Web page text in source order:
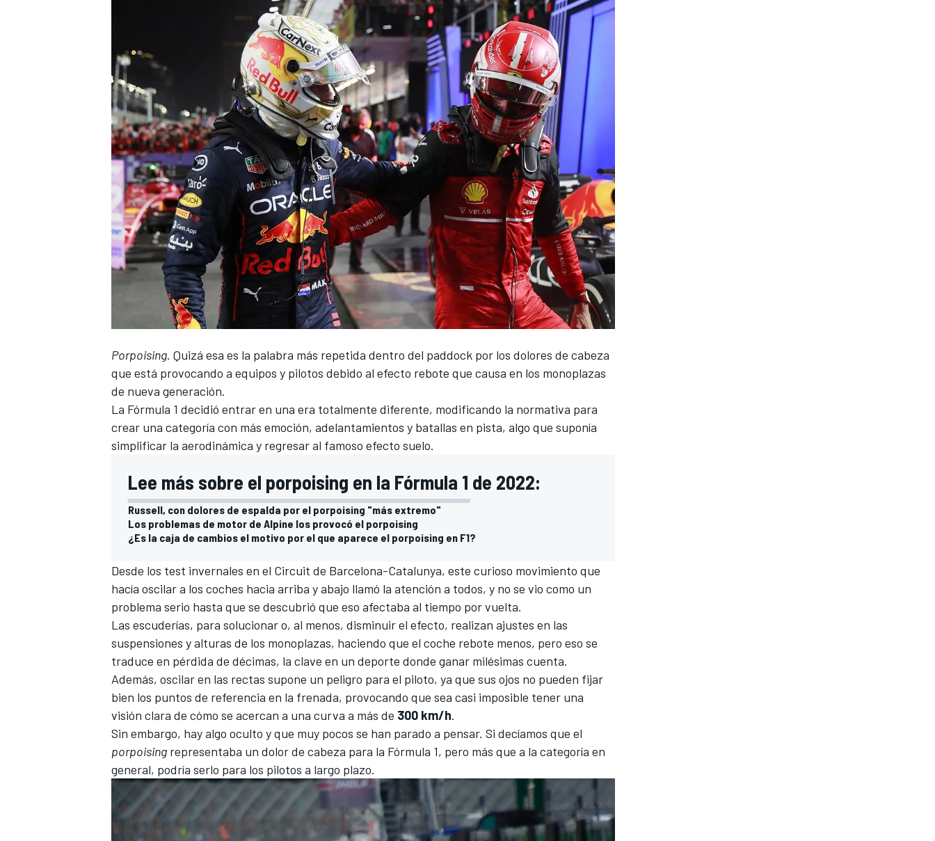
WEC FÓRMULA E
Porpoising. Quizá esa es la palabra más repetida dentro del paddock por los dolores de cabeza
que está provocando a equipos y pilotos debido al efecto rebote que causa en los monoplazas
de nueva generación.
La Fórmula 1 decidió entrar en una era totalmente diferente, modificando la normativa para
crear una categoría con más emoción, adelantamientos y batallas en pista, algo que suponía
simplificar la aerodinámica y regresar al famoso efecto suelo.
Lee más sobre el porpoising en la Fórmula 1 de 2022:
Russell, con dolores de espalda por el porpoising "más extremo"
Los problemas de motor de Alpine los provocó el porpoising
¿Es la caja de cambios el motivo por el que aparece el porpoising en F1?
Desde los test invernales en el Circuit de Barcelona-Catalunya, este curioso movimiento que
hacía oscilar a los coches hacia arriba y abajo llamó la atención a todos, y no se vio como un
problema serio hasta que se descubrió que eso afectaba al tiempo por vuelta.
Las escuderías, para solucionar o, al menos, disminuir el efecto, realizan ajustes en las
suspensiones y alturas de los monoplazas, haciendo que el coche rebote menos, pero eso se
traduce en pérdida de décimas, la clave en un deporte donde ganar milésimas cuenta.
Además, oscilar en las rectas supone un peligro para el piloto, ya que sus ojos no pueden fijar
bien los puntos de referencia en la frenada, provocando que sea casi imposible tener una
visión clara de cómo se acercan a una curva a más de 300 km/h.
Sin embargo, hay algo oculto y que muy pocos se han parado a pensar. Si decíamos que el
porpoising representaba un dolor de cabeza para la Fórmula 1, pero más que a la categoría en
general, podría serlo para los pilotos a largo plazo.